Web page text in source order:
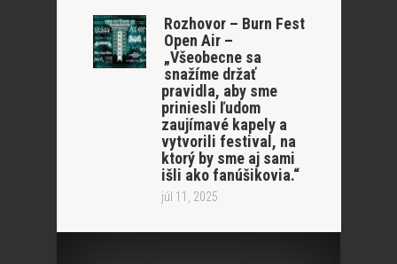
Rozhovor – Burn Fest
Open Air –
„Všeobecne sa
snažíme držať
pravidla, aby sme
priniesli ľudom
zaujímavé kapely a
vytvorili festival, na
ktorý by sme aj sami
išli ako fanúšikovia.“
júl 11, 2025